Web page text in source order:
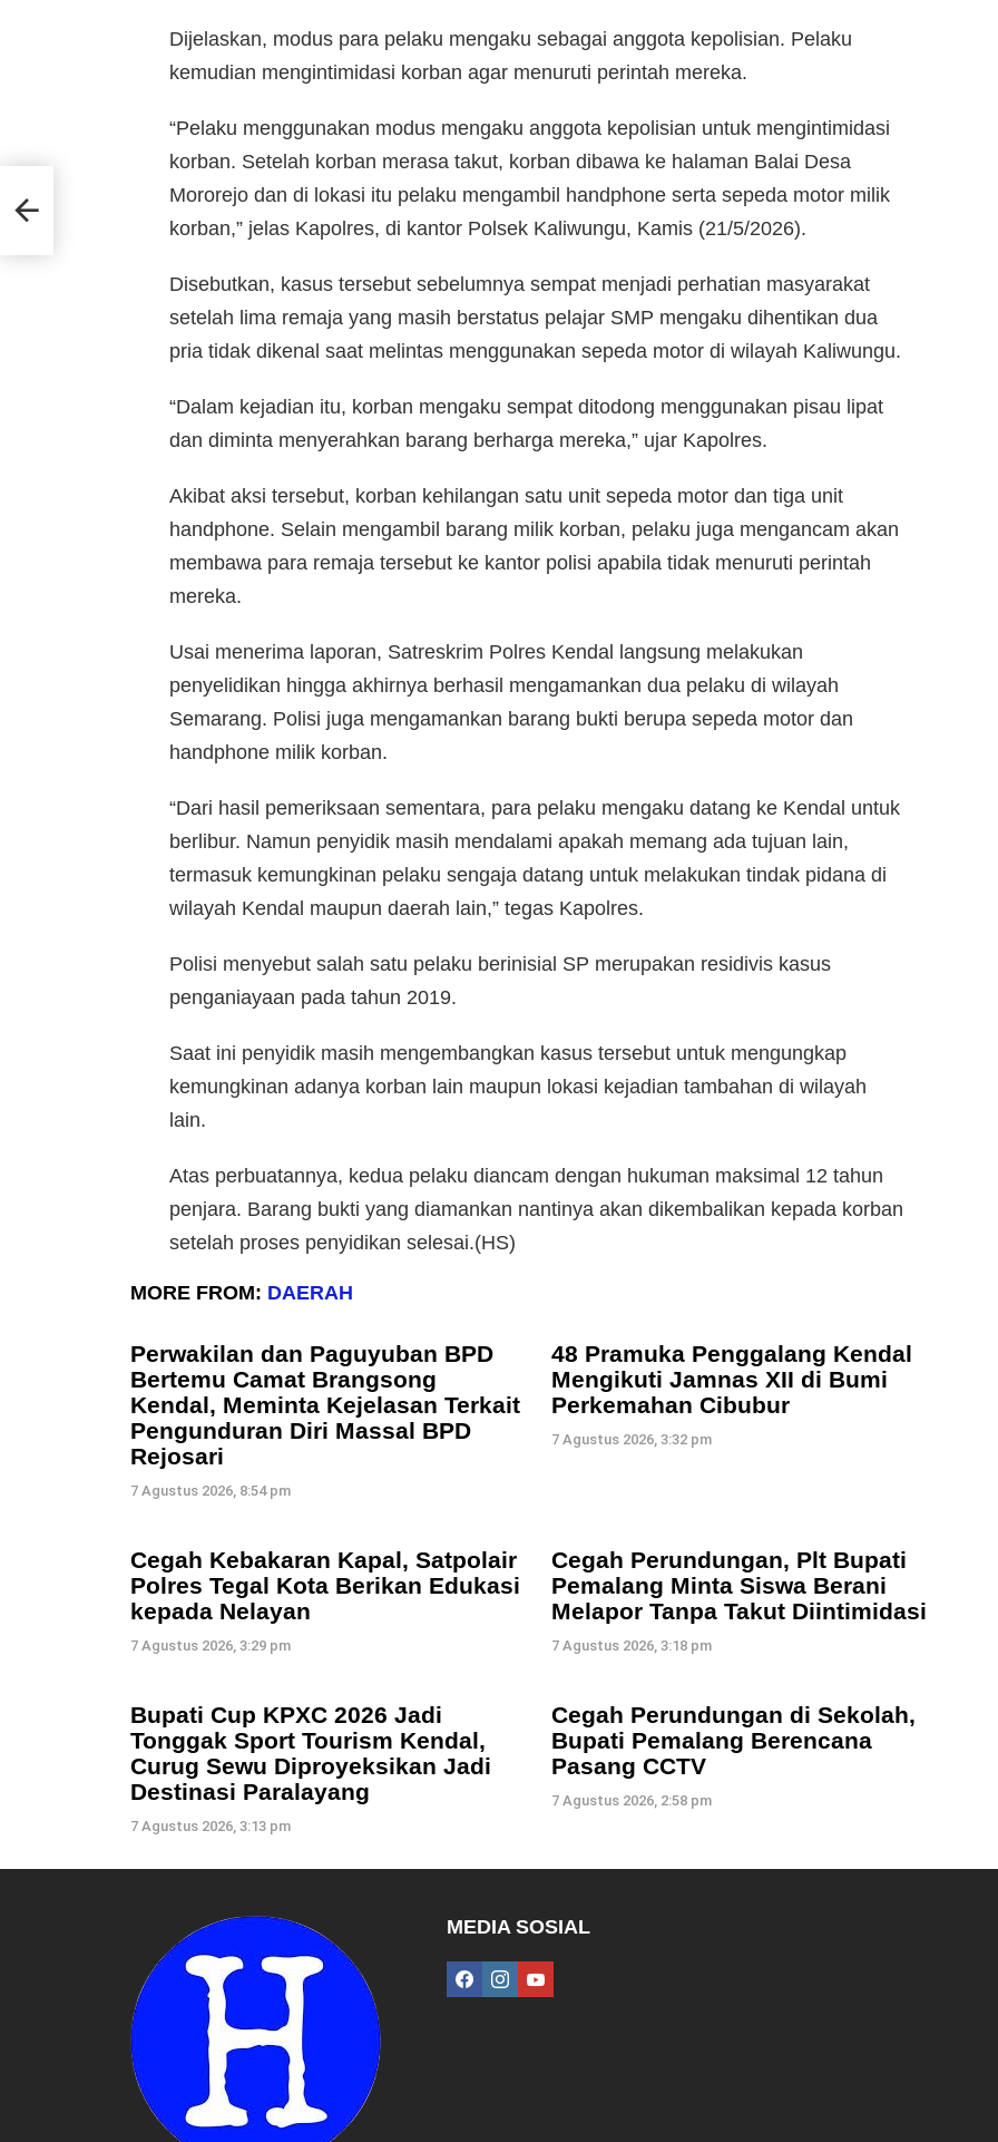
Dijelaskan, modus para pelaku mengaku sebagai anggota kepolisian. Pelaku
kemudian mengintimidasi korban agar menuruti perintah mereka.
“Pelaku menggunakan modus mengaku anggota kepolisian untuk mengintimidasi
korban. Setelah korban merasa takut, korban dibawa ke halaman Balai Desa
Mororejo dan di lokasi itu pelaku mengambil handphone serta sepeda motor milik
korban,” jelas Kapolres, di kantor Polsek Kaliwungu, Kamis (21/5/2026).
Disebutkan, kasus tersebut sebelumnya sempat menjadi perhatian masyarakat
setelah lima remaja yang masih berstatus pelajar SMP mengaku dihentikan dua
pria tidak dikenal saat melintas menggunakan sepeda motor di wilayah Kaliwungu.
“Dalam kejadian itu, korban mengaku sempat ditodong menggunakan pisau lipat
dan diminta menyerahkan barang berharga mereka,” ujar Kapolres.
Akibat aksi tersebut, korban kehilangan satu unit sepeda motor dan tiga unit
handphone. Selain mengambil barang milik korban, pelaku juga mengancam akan
membawa para remaja tersebut ke kantor polisi apabila tidak menuruti perintah
mereka.
Usai menerima laporan, Satreskrim Polres Kendal langsung melakukan
penyelidikan hingga akhirnya berhasil mengamankan dua pelaku di wilayah
Semarang. Polisi juga mengamankan barang bukti berupa sepeda motor dan
handphone milik korban.
“Dari hasil pemeriksaan sementara, para pelaku mengaku datang ke Kendal untuk
berlibur. Namun penyidik masih mendalami apakah memang ada tujuan lain,
termasuk kemungkinan pelaku sengaja datang untuk melakukan tindak pidana di
wilayah Kendal maupun daerah lain,” tegas Kapolres.
Polisi menyebut salah satu pelaku berinisial SP merupakan residivis kasus
penganiayaan pada tahun 2019.
Saat ini penyidik masih mengembangkan kasus tersebut untuk mengungkap
kemungkinan adanya korban lain maupun lokasi kejadian tambahan di wilayah
lain.
Atas perbuatannya, kedua pelaku diancam dengan hukuman maksimal 12 tahun
penjara. Barang bukti yang diamankan nantinya akan dikembalikan kepada korban
setelah proses penyidikan selesai.(HS)
MORE FROM: DAERAH
Perwakilan dan Paguyuban BPD
Bertemu Camat Brangsong
Kendal, Meminta Kejelasan Terkait
Pengunduran Diri Massal BPD
Rejosari
7 Agustus 2026, 8:54 pm
48 Pramuka Penggalang Kendal
Mengikuti Jamnas XII di Bumi
Perkemahan Cibubur
7 Agustus 2026, 3:32 pm
Cegah Kebakaran Kapal, Satpolair
Polres Tegal Kota Berikan Edukasi
kepada Nelayan
7 Agustus 2026, 3:29 pm
Cegah Perundungan, Plt Bupati
Pemalang Minta Siswa Berani
Melapor Tanpa Takut Diintimidasi
7 Agustus 2026, 3:18 pm
Bupati Cup KPXC 2026 Jadi
Tonggak Sport Tourism Kendal,
Curug Sewu Diproyeksikan Jadi
Destinasi Paralayang
7 Agustus 2026, 3:13 pm
Cegah Perundungan di Sekolah,
Bupati Pemalang Berencana
Pasang CCTV
7 Agustus 2026, 2:58 pm
MEDIA SOSIAL
facebookinstagramyoutube